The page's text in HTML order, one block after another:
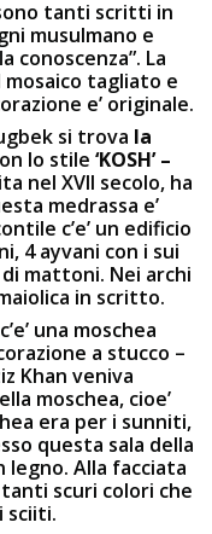
tanti scritti in
musulmano e
conoscenza”. La
mosaico tagliato e
e’ originale.
si trova la
lo stile ‘KOSH’ –
nel XVII secolo, ha
medrassa e’
c’e’ un edificio
4 ayvani con i sui
mattoni. Nei archi
in scritto.
una moschea
a stucco –
Khan veniva
moschea, cioe’
era per i sunniti,
questa sala della
legno. Alla facciata
scuri colori che
sciiti.